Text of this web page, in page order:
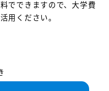
でできますので、大学費
用ください。